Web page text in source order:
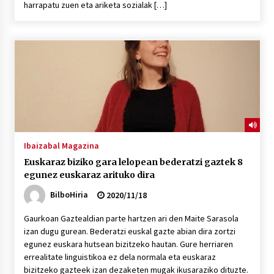
2026/07/09
Larunbatean Plentziako Itsas Martxa ospatuko
2026/07/07
LIBURUEN ERREPUBLIKA TXIKIA: Hiragana akats
2026/07/07
Auritz Iñurrietaren margoak ikusgai
2026/07/03
SOINUGELA: Paul McCartney eta Ringo Starr-en
lan berriak
harrapatu zuen eta ariketa sozialak […]
Ibaizabal Magazina
Euskaraz biziko gara lelopean bederatzi gaztek 8
egunez euskaraz arituko dira
BilboHiria
2020/11/18
Gaurkoan Gaztealdian parte hartzen ari den Maite Sarasola
izan dugu gurean. Bederatzi euskal gazte abian dira zortzi
egunez euskara hutsean bizitzeko hautan. Gure herriaren
errealitate linguistikoa ez dela normala eta euskaraz
bizitzeko gazteek izan dezaketen mugak ikusaraziko dituzte.